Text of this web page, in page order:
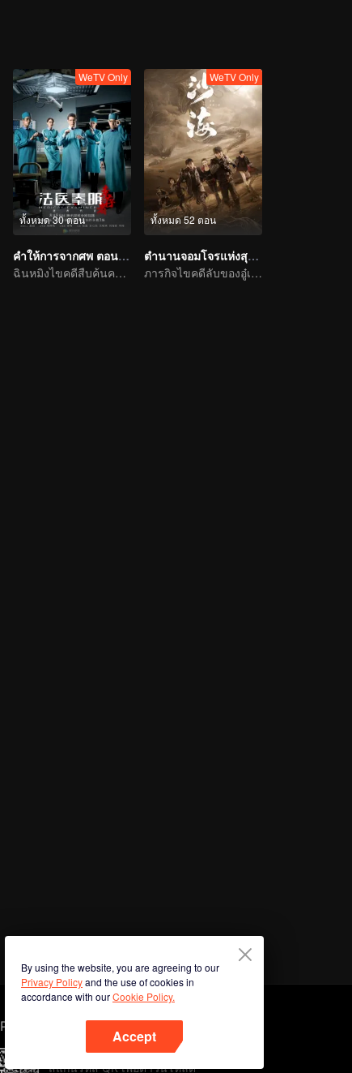
ทั้งหมด 30 ตอน
WeTV Only
คำให้การจากศพ ตอนผู้รอดชีวิต
ฉินหมิงไขคดีสืบค้นความจริงจากผู้ตาย
ทั้งหมด 52 ตอน
WeTV Only
ตำนานจอมโจรแห่งสุสานทะเลทราย
ภารกิจไขคดีลับของอู๋เหล่ยฉินห้าว
By using the website, you are agreeing to our
Privacy Policyand the use of cookies in
accordance with ourCookie Policy.
Accept
Phone
สแกนรหัส QR เพื่อดาวน์โหลด